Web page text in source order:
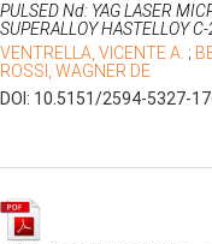
PULSED Nd: YAG LASER
SUPERALLOY HASTELLOY
VENTRELLA, VICENTE A. ;
ROSSI, WAGNER DE
DOI: 10.5151/2594-5327-